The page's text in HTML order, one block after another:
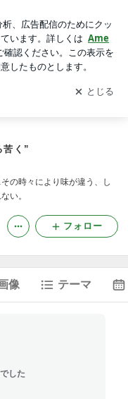
知
を受け取りまし
開く
苦く”
の時々により味が違う、し
い。
フォロー
像 テーマ
した